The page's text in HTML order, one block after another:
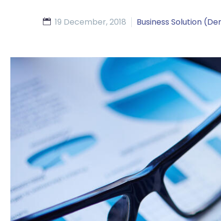
19 December, 2018 Business Solution